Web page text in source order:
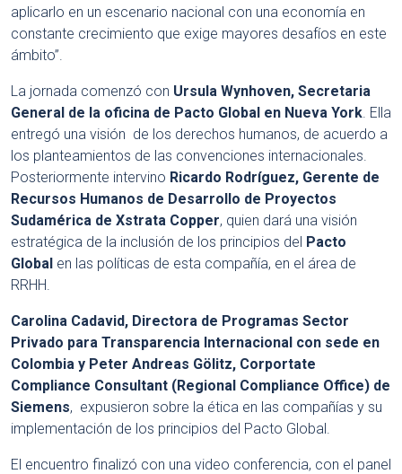
aplicarlo en un escenario nacional con una economía en
constante crecimiento que exige mayores desafíos en este
ámbito”.
La jornada comenzó con Ursula Wynhoven, Secretaria
General de la oficina de Pacto Global en Nueva York. Ella
entregó una visión de los derechos humanos, de acuerdo a
los planteamientos de las convenciones internacionales.
Posteriormente intervino Ricardo Rodríguez, Gerente de
Recursos Humanos de Desarrollo de Proyectos
Sudamérica de Xstrata Copper, quien dará una visión
estratégica de la inclusión de los principios del Pacto
Global en las políticas de esta compañía, en el área de
RRHH.
Carolina Cadavid, Directora de Programas Sector
Privado para Transparencia Internacional con sede en
Colombia y Peter Andreas Gölitz, Corportate
Compliance Consultant (Regional Compliance Office) de
Siemens, expusieron sobre la ética en las compañías y su
implementación de los principios del Pacto Global.
El encuentro finalizó con una video conferencia, con el panel